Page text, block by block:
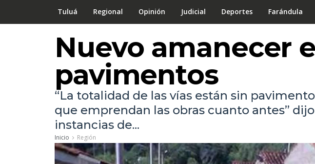
Tuluá Regional Opinión Judicial Deportes Farándula
Nuevo amanecer
pavimentos
“La totalidad de las vías están sin
que emprendan las obras cuanto antes”
instancias de...
Inicio Región